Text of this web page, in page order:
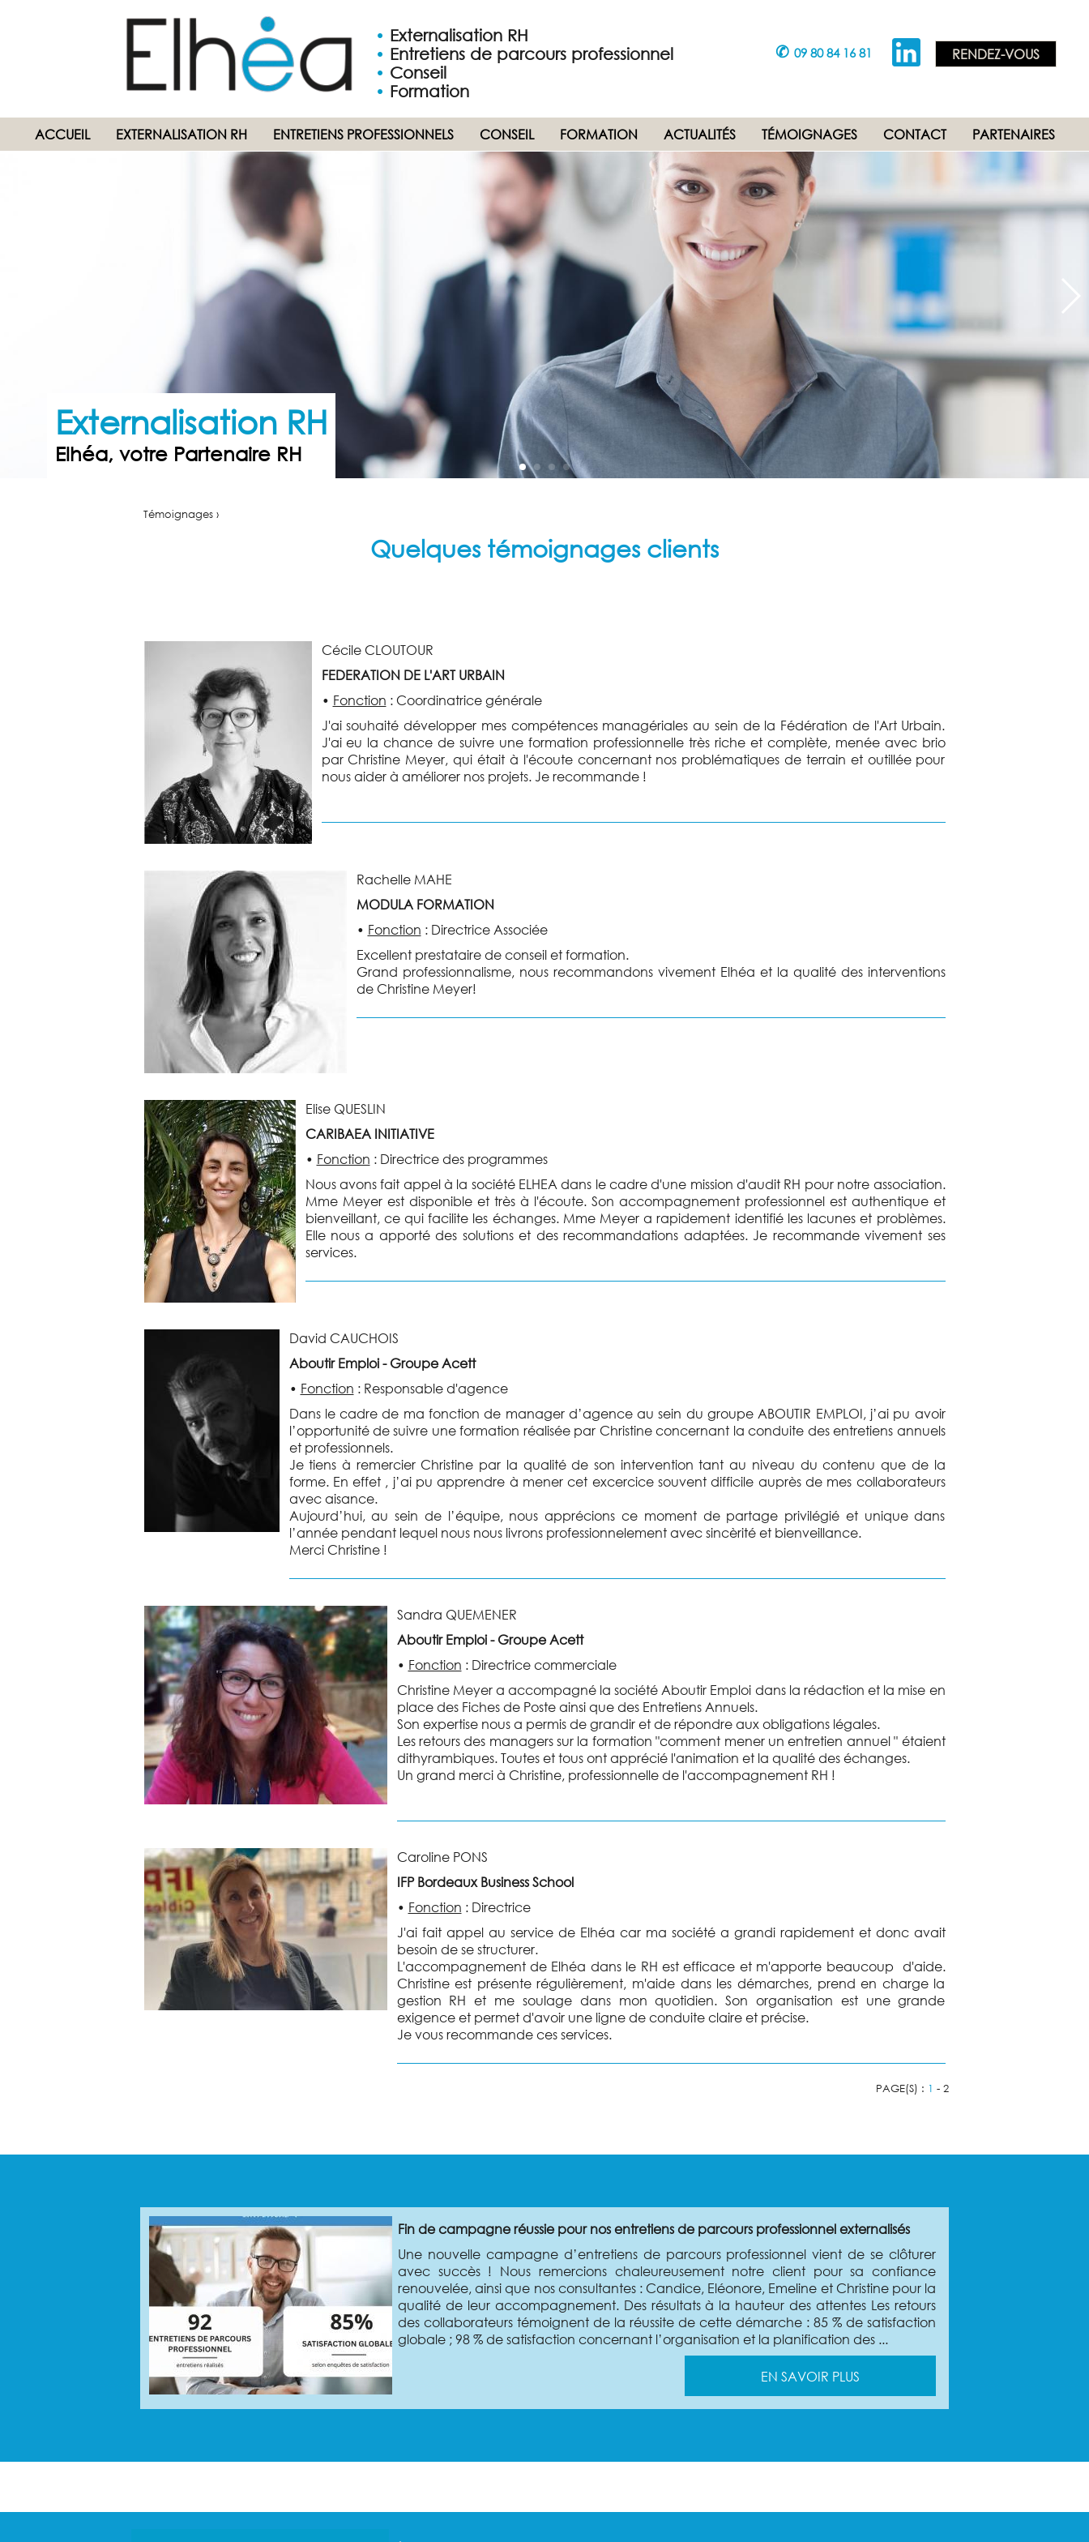
RENDEZ-VOUS
✆ 09 80 84 16 81
• Externalisation RH
• Entretiens de parcours professionnel
• Conseil
• Formation
ACCUEIL EXTERNALISATION RH ENTRETIENS PROFESSIONNELS CONSEIL FORMATION ACTUALITÉS TÉMOIGNAGES CONTACT PARTENAIRES
Externalisation RH
Elhéa, votre Partenaire RH
Témoignages ›
Quelques témoignages clients
Cécile CLOUTOUR
FEDERATION DE L'ART URBAIN
• Fonction : Coordinatrice générale
J'ai souhaité développer mes compétences managériales au sein de la Fédération de l'Art Urbain.
J'ai eu la chance de suivre une formation professionnelle très riche et complète, menée avec brio
par Christine Meyer, qui était à l'écoute concernant nos problématiques de terrain et outillée pour
nous aider à améliorer nos projets. Je recommande !
Rachelle MAHE
MODULA FORMATION
• Fonction : Directrice Associée
Excellent prestataire de conseil et formation.
Grand professionnalisme, nous recommandons vivement Elhéa et la qualité des interventions
de Christine Meyer!
Elise QUESLIN
CARIBAEA INITIATIVE
• Fonction : Directrice des programmes
Nous avons fait appel à la société ELHEA dans le cadre d'une mission d'audit RH pour notre association.
Mme Meyer est disponible et très à l'écoute. Son accompagnement professionnel est authentique et
bienveillant, ce qui facilite les échanges. Mme Meyer a rapidement identifié les lacunes et problèmes.
Elle nous a apporté des solutions et des recommandations adaptées. Je recommande vivement ses
services.
David CAUCHOIS
Aboutir Emploi - Groupe Acett
• Fonction : Responsable d'agence
Dans le cadre de ma fonction de manager d’agence au sein du groupe ABOUTIR EMPLOI, j’ai pu avoir
l’opportunité de suivre une formation réalisée par Christine concernant la conduite des entretiens annuels
et professionnels.
Je tiens à remercier Christine par la qualité de son intervention tant au niveau du contenu que de la
forme. En effet , j’ai pu apprendre à mener cet excercice souvent difficile auprès de mes collaborateurs
avec aisance.
Aujourd’hui, au sein de l’équipe, nous apprécions ce moment de partage privilégié et unique dans
l’année pendant lequel nous nous livrons professionnelement avec sincèrité et bienveillance.
Merci Christine !
Sandra QUEMENER
Aboutir Emploi - Groupe Acett
• Fonction : Directrice commerciale
Christine Meyer a accompagné la société Aboutir Emploi dans la rédaction et la mise en
place des Fiches de Poste ainsi que des Entretiens Annuels.
Son expertise nous a permis de grandir et de répondre aux obligations légales.
Les retours des managers sur la formation "comment mener un entretien annuel " étaient
dithyrambiques. Toutes et tous ont apprécié l'animation et la qualité des échanges.
Un grand merci à Christine, professionnelle de l'accompagnement RH !
Caroline PONS
IFP Bordeaux Business School
• Fonction : Directrice
J'ai fait appel au service de Elhéa car ma société a grandi rapidement et donc avait
besoin de se structurer.
L'accompagnement de Elhéa dans le RH est efficace et m'apporte beaucoup d'aide.
Christine est présente régulièrement, m'aide dans les démarches, prend en charge la
gestion RH et me soulage dans mon quotidien. Son organisation est une grande
exigence et permet d'avoir une ligne de conduite claire et précise.
Je vous recommande ces services.
PAGE(S) : 1 - 2
Fin de campagne réussie pour nos entretiens de parcours professionnel externalisés
Une nouvelle campagne d’entretiens de parcours professionnel vient de se clôturer
avec succès ! Nous remercions chaleureusement notre client pour sa confiance
renouvelée, ainsi que nos consultantes : Candice, Eléonore, Emeline et Christine pour la
qualité de leur accompagnement. Des résultats à la hauteur des attentes Les retours
des collaborateurs témoignent de la réussite de cette démarche : 85 % de satisfaction
globale ; 98 % de satisfaction concernant l’organisation et la planification des ...
EN SAVOIR PLUS